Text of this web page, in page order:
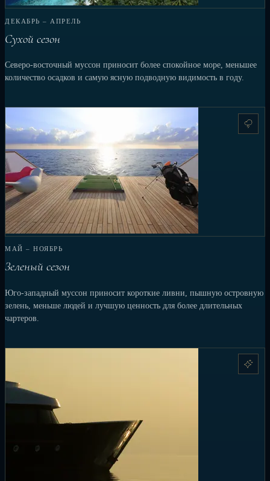
ДЕКАБРЬ – АПРЕЛЬ
Сухой сезон
Северо-восточный муссон приносит более спокойное море, меньшее
количество осадков и самую ясную подводную видимость в году.
МАЙ – НОЯБРЬ
Зеленый сезон
Юго-западный муссон приносит короткие ливни, пышную островную
зелень, меньше людей и лучшую ценность для более длительных
чартеров.